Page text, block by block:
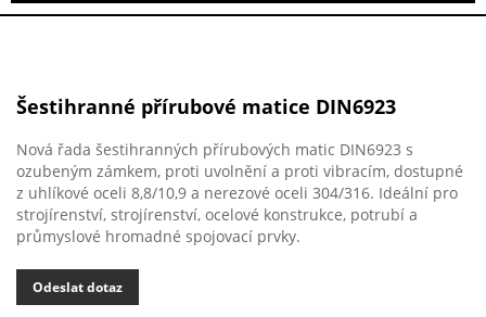
Šestihranné přírubové matice DIN6923
Nová řada šestihranných přírubových matic DIN6923 s
ozubeným zámkem, proti uvolnění a proti vibracím, dostupné
z uhlíkové oceli 8,8/10,9 a nerezové oceli 304/316. Ideální pro
strojírenství, strojírenství, ocelové konstrukce, potrubí a
průmyslové hromadné spojovací prvky.
Odeslat dotaz